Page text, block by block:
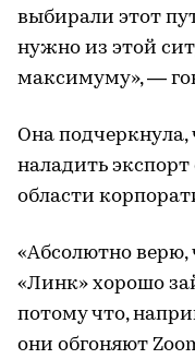
выбирали этот
нужно из этой
максимуму», —
Она
наладить
области
«Абсолютно
«Линк» хорошо
потому что,
они обгоняют